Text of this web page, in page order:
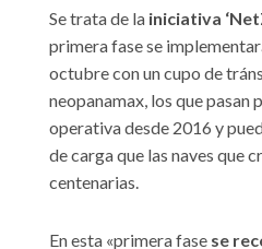
Se trata de la iniciativa
primera fase se
octubre con un cupo de
neopanamax, los que pasan
operativa desde 2016 y
de carga que las naves que
centenarias.
En esta «primera fase se